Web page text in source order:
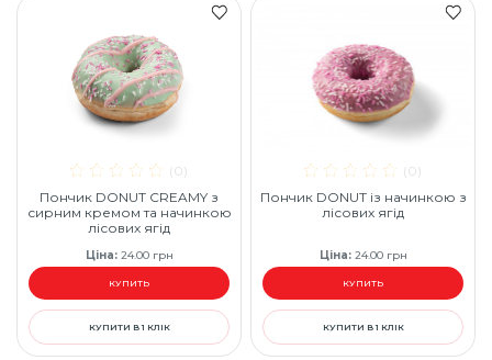
(0)
Пончик DONUT CREAMY з
сирним кремом та начинкою
лісових ягід
Ціна:24.00 грн
КУПИТЬ
КУПИТИ В 1 КЛІК
(0)
Пончик DONUT із начинкою з
лісових ягід
Ціна:24.00 грн
КУПИТЬ
КУПИТИ В 1 КЛІК